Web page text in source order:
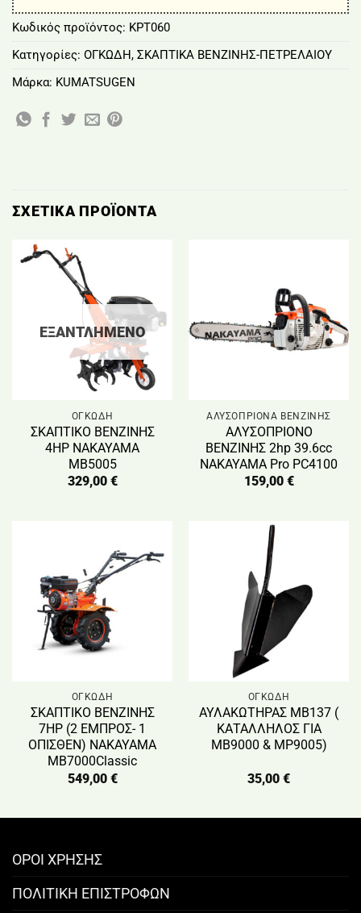
Κωδικός προϊόντος: KPT060
Κατηγορίες: ΟΓΚΩΔΗ, ΣΚΑΠΤΙΚΑ ΒΕΝΖΙΝΗΣ-ΠΕΤΡΕΛΑΙΟΥ
Μάρκα: KUMATSUGEN
ΣΧΕΤΙΚΆ ΠΡΟΪΌΝΤΑ
ΕΞΑΝΤΛΗΜΈΝΟ
ΟΓΚΩΔΗ
ΣΚΑΠΤΙΚΟ ΒΕΝΖΙΝΗΣ
4ΗΡ NAKAYAMA
MB5005
329,00 €
ΑΛΥΣΟΠΡΙΟΝΑ ΒΕΝΖΙΝΗΣ
ΑΛΥΣΟΠΡΙΟΝΟ
ΒΕΝΖΙΝΗΣ 2hp 39.6cc
NAKAYAMA Pro PC4100
159,00 €
ΟΓΚΩΔΗ
ΣΚΑΠΤΙΚΟ ΒΕΝΖΙΝΗΣ
7ΗΡ (2 ΕΜΠΡΟΣ- 1
ΟΠΙΣΘΕΝ) NAKAYAMA
MB7000Classic
549,00 €
ΟΓΚΩΔΗ
ΑΥΛΑΚΩΤΗΡΑΣ MB137 (
ΚΑΤΑΛΛΗΛΟΣ ΓΙΑ
MB9000 & MP9005)
35,00 €
ΟΡΟΙ ΧΡΗΣΗΣ
ΠΟΛΙΤΙΚΗ ΕΠΙΣΤΡΟΦΩΝ